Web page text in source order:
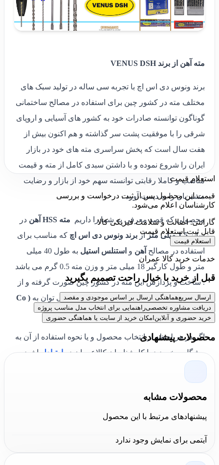
مته آهن از برند VENUS DSH
برند ونوس دی اس اچ با تجربه سی ساله در تولید سبک های
مختلف مته در کشور چین برای استفاده در مصالح ساختمانی
گوناگون توانسته صادرات خود به کشور های آسیایی و اروپای
شرقی را با موفقیت پشت سر گذاشته و هم اکنون بیش از
هفت سال است که پخش سراسری مته های خود در بازار
ایران را شروع نموده و با داشتن سبدی کامل از مته و قیمت
مناسب و کاملا رقابتی توانسته سهم خود از بازار و رضایت
مشتریان را به دست آورد .
محصولی که قصد معرفی به شما را داریم مته HSS آهن
در
سایز1.5 میلی متر از برند ونوس دی اس اچ که مناسب برای
استفاده در مصالح آهن و استنلس استیل
به طول 40 میلی
متر و طول کارگیر 18 میلی متر و وزن مته 0.5 گرم می باشد
. ساخت و پردازش این مته در کشور چین صورت گرفته و از
خصوصیات آلیاژ های به کار رفته در این مته می توان به (
Co
5 / W 6.4 / Mo 5 / Cr 4.3 / v 1.8 ) اشاره نمود .
اگر در هر لحظه از انتخاب محصول و یا نحوه استفاده از آن به
مشگل برخوردید با کارشناسان کالاعمران درارتباط باشید
تمامی مطالب ذکر شده متعلق به سایت کالاعمران بوده و
استفاده از آن ها پیگرد قانونی دارد
استعلام قیمت
قیمت این محصول پس از ثبت درخواست و بررسی
کارشناسان اعلام می‌شود.
گارانتی: اصالت و سلامت فیزیکی کالا
قابل ثبت استعلام قیمت
استعلام قیمت
خدمات خرید کالا عمران
قبل از خرید با خیال راحت تصمیم بگیرید
ارسال سریعهماهنگی ارسال بر اساس موجودی و مقصد
دریافت مشاوره تخصصیراهنمایی برای انتخاب مدل مناسب پروژه
خرید حضوری و آنلاین امکان خرید از سایت یا هماهنگی حضوری
محصولات پیشنهادی
محصولات مشابه
پیشنهادهای مرتبط با این محصول
آیتمی برای نمایش وجود ندارد